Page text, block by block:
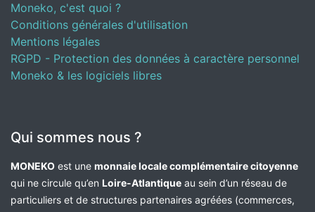
Moneko, c'est quoi ?
Conditions générales d'utilisation
Mentions légales
RGPD - Protection des données à caractère personnel
Moneko & les logiciels libres
Qui sommes nous ?
MONEKO est une monnaie locale complémentaire citoyenne
qui ne circule qu’en Loire-Atlantique au sein d’un réseau de
particuliers et de structures partenaires agréées (commerces,